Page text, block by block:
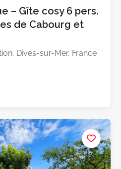
– Gîte cosy 6 pers.
de Cabourg et
Dives-sur-Mer, France